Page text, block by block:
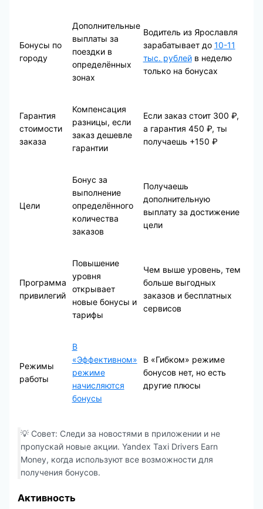
Бонусы по
городу
Дополнительные
выплаты за
поездки в
определённых
зонах
Водитель из Ярославля
зарабатывает до 10-11
тыс. рублейв неделю
только на бонусах
Гарантия
стоимости
заказа
Компенсация
разницы, если
заказ дешевле
гарантии
Если заказ стоит 300 ₽,
а гарантия 450 ₽, ты
получаешь +150 ₽
Цели
Бонус за
выполнение
определённого
количества
заказов
Получаешь
дополнительную
выплату за достижение
цели
Программа
привилегий
Повышение
уровня
открывает
новые бонусы и
тарифы
Чем выше уровень, тем
больше выгодных
заказов и бесплатных
сервисов
Режимы
работы
В
«Эффективном»
режиме
начисляются
бонусы
В «Гибком» режиме
бонусов нет, но есть
другие плюсы
💡 Совет: Следи за новостями в приложении и не
пропускай новые акции. Yandex Taxi Drivers Earn
Money, когда используют все возможности для
получения бонусов.
Активность